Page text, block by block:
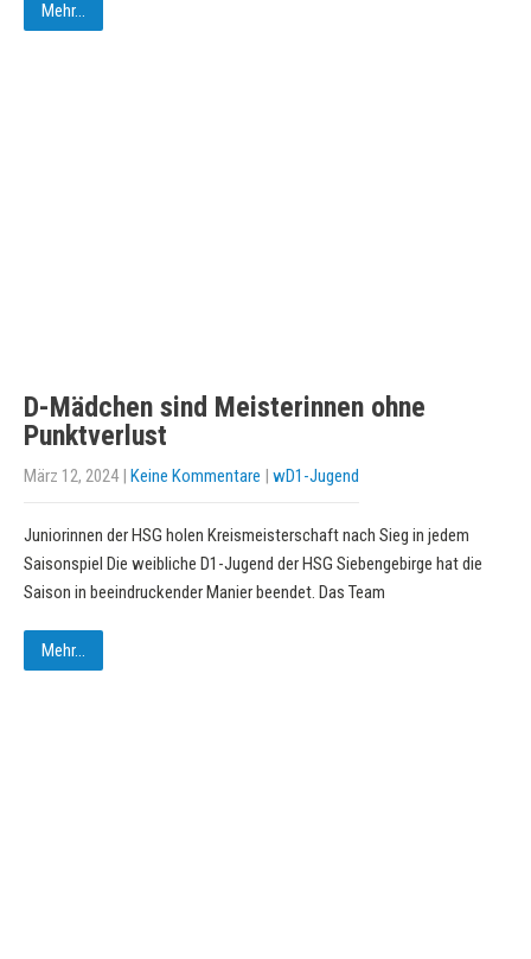
Mehr...
D-Mädchen sind Meisterinnen ohne
Punktverlust
März 12, 2024| Keine Kommentare | wD1-Jugend
Juniorinnen der HSG holen Kreismeisterschaft nach Sieg in jedem
Saisonspiel Die weibliche D1-Jugend der HSG Siebengebirge hat die
Saison in beeindruckender Manier beendet. Das Team
Mehr...